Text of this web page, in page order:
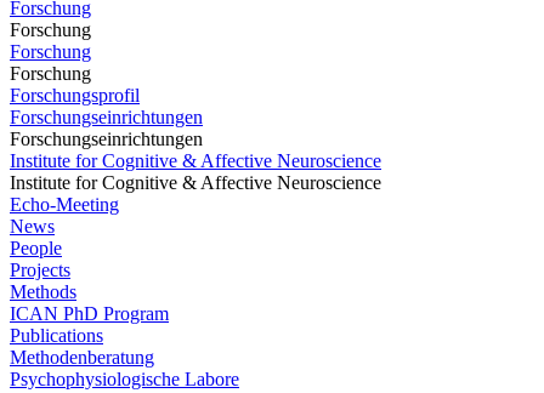
Forschung
Forschung
Forschung
Forschung
Forschungsprofil
Forschungseinrichtungen
Forschungseinrichtungen
Institute for Cognitive & Affective Neuroscience
Institute for Cognitive & Affective Neuroscience
Echo-Meeting
News
People
Projects
Methods
ICAN PhD Program
Publications
Methodenberatung
Psychophysiologische Labore